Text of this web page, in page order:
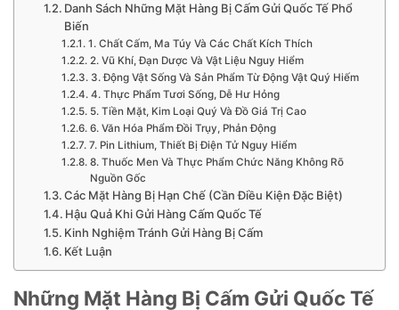
Danh Sách Những Mặt Hàng Bị Cấm Gửi Quốc Tế Phổ
Biến
1. Chất Cấm, Ma Túy Và Các Chất Kích Thích
2. Vũ Khí, Đạn Dược Và Vật Liệu Nguy Hiểm
3. Động Vật Sống Và Sản Phẩm Từ Động Vật Quý Hiếm
4. Thực Phẩm Tươi Sống, Dễ Hư Hỏng
5. Tiền Mặt, Kim Loại Quý Và Đồ Giá Trị Cao
6. Văn Hóa Phẩm Đồi Trụy, Phản Động
7. Pin Lithium, Thiết Bị Điện Tử Nguy Hiểm
8. Thuốc Men Và Thực Phẩm Chức Năng Không Rõ
Nguồn Gốc
Các Mặt Hàng Bị Hạn Chế (Cần Điều Kiện Đặc Biệt)
Hậu Quả Khi Gửi Hàng Cấm Quốc Tế
Kinh Nghiệm Tránh Gửi Hàng Bị Cấm
Kết Luận
Những Mặt Hàng Bị Cấm Gửi Quốc Tế